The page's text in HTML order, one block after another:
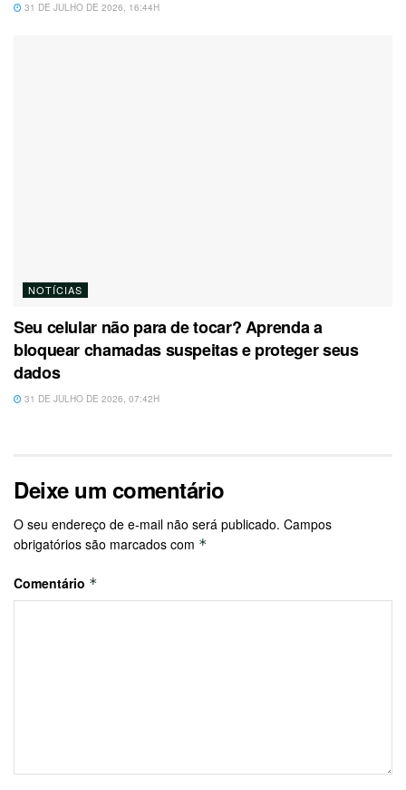
31 DE JULHO DE 2026, 16:44H
NOTÍCIAS
Seu celular não para de tocar? Aprenda a
bloquear chamadas suspeitas e proteger seus
dados
31 DE JULHO DE 2026, 07:42H
Deixe um comentário
O seu endereço de e-mail não será publicado. Campos
obrigatórios são marcados com *
Comentário *